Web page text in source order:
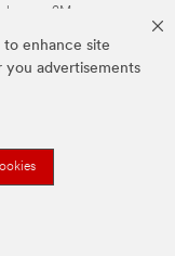
to enhance site
you advertisements
van 3M.we